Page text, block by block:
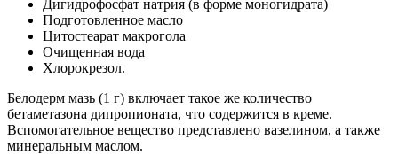
Дигидрофосфат натрия (в форме моногидрата)
Подготовленное масло
Цитостеарат макрогола
Очищенная вода
Хлорокрезол.
Белодерм мазь (1 г) включает такое же количество
бетаметазона дипропионата, что содержится в креме.
Вспомогательное вещество представлено вазелином, а также
минеральным маслом.